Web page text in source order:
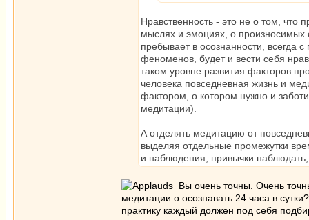
Нравственность - это не о том, что
мыслях и эмоциях, о произносимых
пребывает в осознанности, всегда
феноменов, будет и вести себя
таком уровне развития факторов
человека повседневная жизнь и
фактором, о котором нужно и
медитации).
А отделять медитацию от
выделяя отдельные промежутки
и наблюдения, привычки
Вы очень точны. Очень
медитации о осознавать 24 часа в
практику каждый должен под себя